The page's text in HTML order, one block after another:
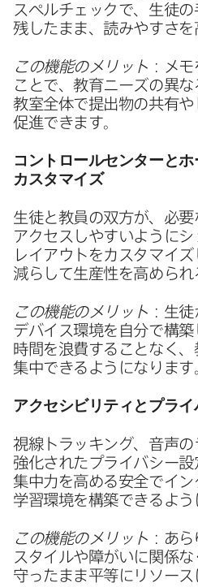
スペルチェックで、​生徒
残したまま、​読みやすさを​
この機能の​メリット ：メ
ことで、​教育ニーズの​異な
教室全体で​提出物の​共有や​
促進できます。
コントロールセンターと​
カスタマイズ
生徒と​教員の​双方が、​必要
アクセスしやすいように​シ
レイアウトを​カスタマイ
減らして​生産性を​高められ
この機能の​メリット ：生
デバイス環境を​自分で​構
時間を​浪費する​ことなく、​
集中できるようになります
アクセシビリティと​プラ
視線トラッキング、​音声の​
強化された​プライバシー
集中力を​高める​安全で​イン
学習環境を​構築できるよう
この機能の​メリット ：​あ
スタイルや​障が​いに​関係
守ったまま​平等に​リソース